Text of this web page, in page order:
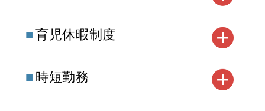
育児休暇制度
時短勤務